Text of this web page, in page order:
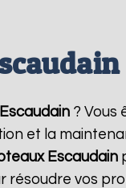
Escaudain ? Vous
et la
Escaudain
résoudre vos